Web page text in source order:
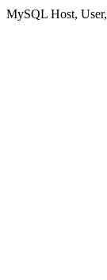
MySQL Host,